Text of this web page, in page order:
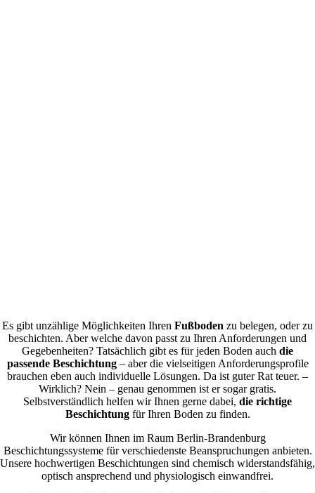
Es gibt unzählige Möglichkeiten Ihren Fußboden zu belegen, oder zu
beschichten. Aber welche davon passt zu Ihren Anforderungen und
Gegebenheiten? Tatsächlich gibt es für jeden Boden auch die
passende Beschichtung– aber die vielseitigen Anforderungsprofile
brauchen eben auch individuelle Lösungen. Da ist guter Rat teuer. –
Wirklich? Nein – genau genommen ist er sogar gratis.
Selbstverständlich helfen wir Ihnen gerne dabei, die richtige
Beschichtungfür Ihren Boden zu finden.
Wir können Ihnen im Raum Berlin-Brandenburg
Beschichtungssysteme für verschiedenste Beanspruchungen anbieten.
Unsere hochwertigen Beschichtungen sind chemisch widerstandsfähig,
optisch ansprechend und physiologisch einwandfrei.